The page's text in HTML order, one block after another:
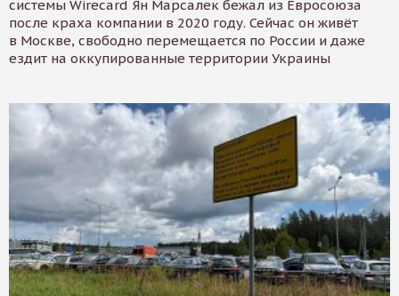
системы Wirecard Ян Марсалек бежал из Евросоюза
после краха компании в 2020 году. Сейчас он живёт
в Москве, свободно перемещается по России и даже
ездит на оккупированные территории Украины